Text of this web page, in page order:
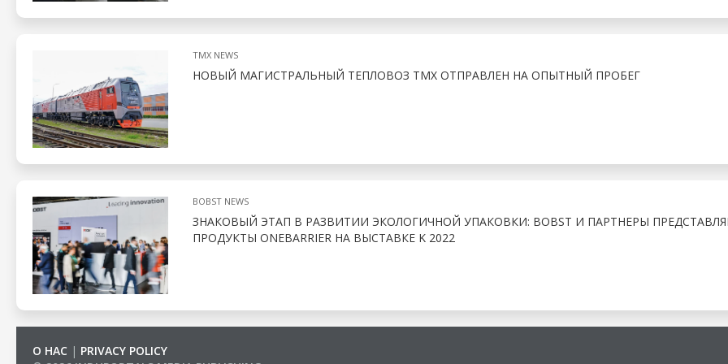
TMX NEWS
НОВЫЙ МАГИСТРАЛЬНЫЙ ТЕПЛОВОЗ ТМХ ОТПРАВЛЕН НА ОПЫТНЫЙ ПРОБЕГ
BOBST NEWS
ЗНАКОВЫЙ ЭТАП В РАЗВИТИИ ЭКОЛОГИЧНОЙ УПАКОВКИ: BOBST И ПАРТНЕРЫ
ПРОДУКТЫ ONEBARRIER НА ВЫСТАВКЕ K 2022
О НАС | PRIVACY POLICY